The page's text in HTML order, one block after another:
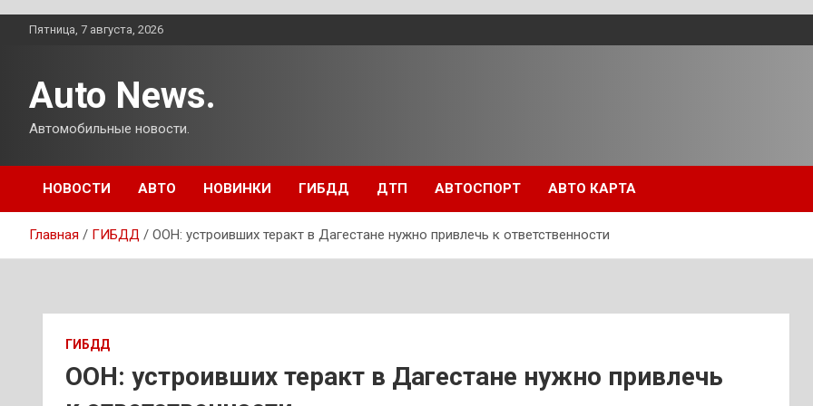
ПерейтиПятница, 7 августа, 2026
Auto News.
Автомобильные новости.
НОВОСТИ АВТО НОВИНКИ ГИБДД ДТП АВТОСПОРТ АВТО КАРТА
Главная ГИБДД ООН: устроивших теракт в Дагестане нужно привлечь к ответственности
ГИБДД
ООН: устроивших теракт в Дагестане нужно привлечь